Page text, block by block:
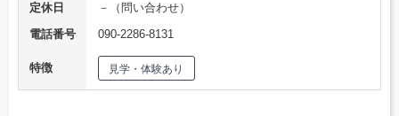
定休日
－（問い合わせ）
電話番号
090-2286-8131
特徴 見学・体験あり